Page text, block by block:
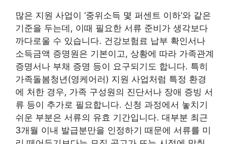
많은 지원 사업이 ‘중위소득 몇 퍼센트 이하’와 같은
기준을 두는데, 이때 필요한 서류 준비가 생각보다
까다로울 수 있습니다. 건강보험료 납부 확인서나
소득금액 증명원은 기본이고, 상황에 따라 가족관계
증명서나 부채 증명 등이 요구되기도 합니다. 특히
가족돌봄청년(영케어러) 지원 사업처럼 특정 환경
에 처한 경우, 가족 구성원의 진단서나 장애 증빙 서
류 등이 추가로 필요합니다. 신청 과정에서 놓치기
쉬운 부분은 서류의 유효 기간입니다. 대부분 최근
3개월 이내 발급분만을 인정하기 때문에 서류를 미